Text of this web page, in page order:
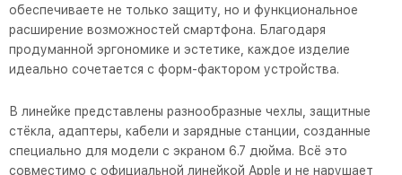
обеспечиваете не только защиту, но и функциональное
расширение возможностей смартфона. Благодаря
продуманной эргономике и эстетике, каждое изделие
идеально сочетается с форм-фактором устройства.
В линейке представлены разнообразные чехлы, защитные
стёкла, адаптеры, кабели и зарядные станции, созданные
специально для модели с экраном 6.7 дюйма. Всё это
совместимо с официальной линейкой Apple и не нарушает